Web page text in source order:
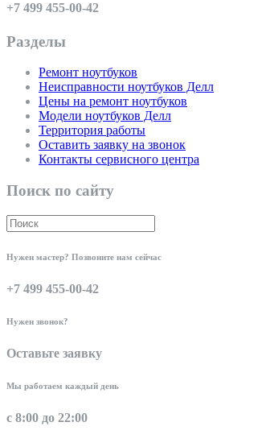
+7 499 455-00-42
Разделы
Ремонт ноутбуков
Неисправности ноутбуков Делл
Цены на ремонт ноутбуков
Модели ноутбуков Делл
Территория работы
Оставить заявку на звонок
Контакты сервисного центра
Поиск по сайту
Нужен мастер? Позвоните нам сейчас
+7 499 455-00-42
Нужен звонок?
Оставьте заявку
Мы работаем каждый день
с 8:00 до 22:00